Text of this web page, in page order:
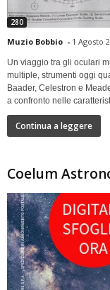
280
Muzio Bobbio - 1 Agosto
Un viaggio tra gli oculari
multiple, strumenti oggi
Baader, Celestron e
a confronto nelle
Continua a leggere
Coelum